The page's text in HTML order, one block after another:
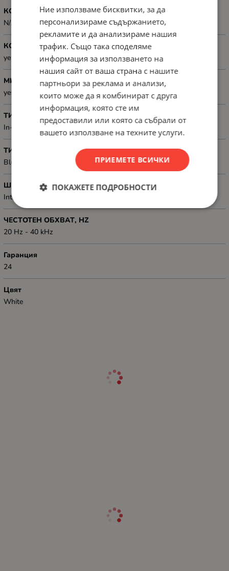
КОНЕКТОР
N/A
КОНТРОЛ НА ЗВУКА
yes
МИКРОФОН
yes
ТИП
In-ear
ТИП НА СВЪРЗВАНЕ
Bluetooth
ШУМОПОТИСКАНЕ
Intelligent Active Noise Cancellation
ЧЕСТОТЕН ОБХВАТ, HZ
20 Hz - 40 kHz
Гаранция
24
Цвят
White
Ние използваме бисквитки, за да
персонализираме съдържанието,
рекламите и да анализираме нашия
трафик. Също така споделяме
информация за използването на
нашия сайт от ваша страна с нашите
партньори за реклама и анализи,
които може да я комбинират с друга
информация, която сте им
предоставили или която са събрали от
вашето използване на техните услуги.
ПРИЕМЕТЕ ВСИЧКИ
ПОКАЖЕТЕ ПОДРОБНОСТИ